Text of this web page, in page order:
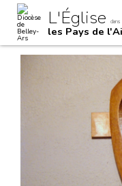
contenu.
navigation
Outils
personnels
L'Église dans
les Pays de